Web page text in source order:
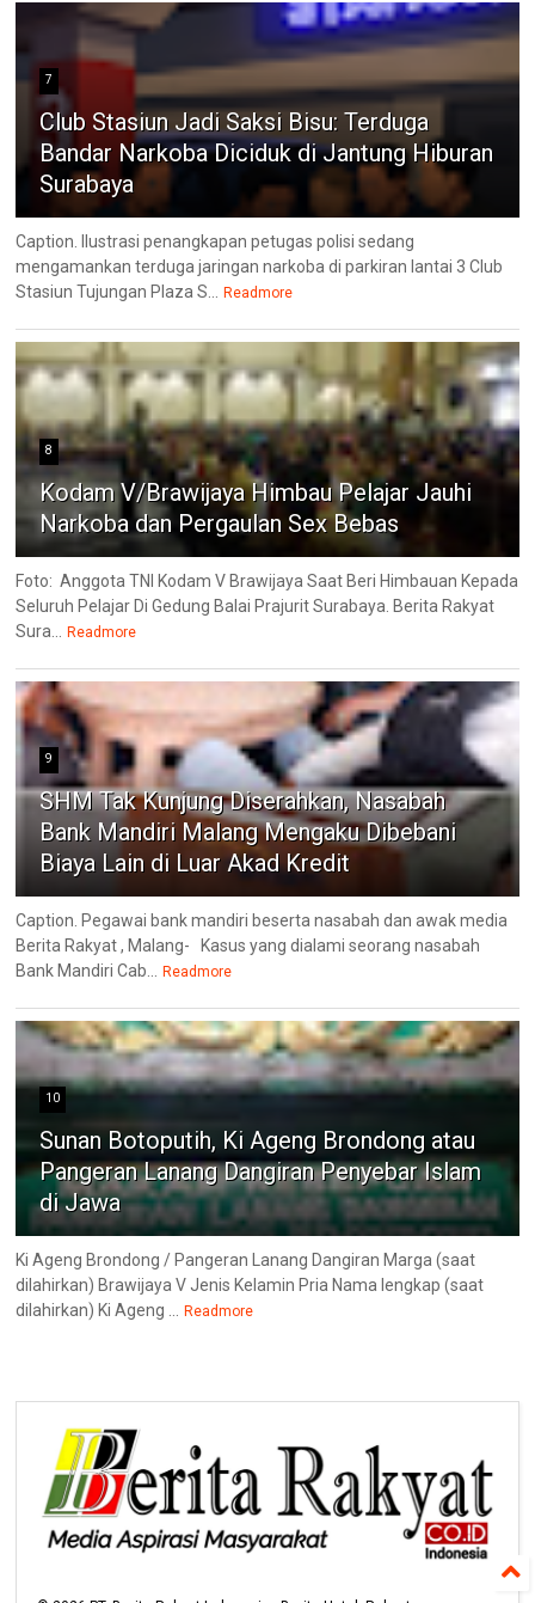
7
Club Stasiun Jadi Saksi Bisu: Terduga
Bandar Narkoba Diciduk di Jantung Hiburan
Surabaya
Caption. Ilustrasi penangkapan petugas polisi sedang
mengamankan terduga jaringan narkoba di parkiran lantai 3 Club
Stasiun Tujungan Plaza S...
Readmore
8
Kodam V/Brawijaya Himbau Pelajar Jauhi
Narkoba dan Pergaulan Sex Bebas
Foto: Anggota TNI Kodam V Brawijaya Saat Beri Himbauan Kepada
Seluruh Pelajar Di Gedung Balai Prajurit Surabaya. Berita Rakyat
Sura...
Readmore
9
SHM Tak Kunjung Diserahkan, Nasabah
Bank Mandiri Malang Mengaku Dibebani
Biaya Lain di Luar Akad Kredit
Caption. Pegawai bank mandiri beserta nasabah dan awak media
Berita Rakyat , Malang- ‎Kasus yang dialami seorang nasabah
Bank Mandiri Cab...
Readmore
10
Sunan Botoputih, Ki Ageng Brondong atau
Pangeran Lanang Dangiran Penyebar Islam
di Jawa
Ki Ageng Brondong / Pangeran Lanang Dangiran Marga (saat
dilahirkan) Brawijaya V Jenis Kelamin Pria Nama lengkap (saat
dilahirkan) Ki Ageng ...
Readmore